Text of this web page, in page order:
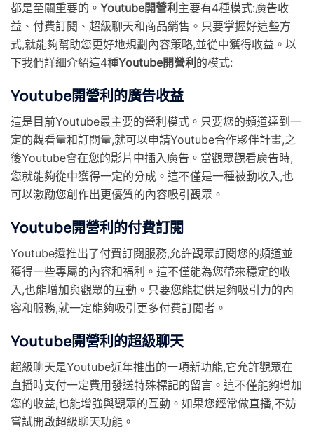
都是至關重要的。 Youtube開營利 主要有4種模式:廣告收
益、付費訂閱、超級聊天和商品銷售。只要掌握好這些方
式,就能夠幫助您更好地規劃內容策略,並從中獲得收益。以
下我們詳細介紹這4種Youtube開營利 的模式:
Youtube開營利的廣告收益
這是目前Youtube最主要的營利模式。只要您的頻道達到一
定的觀看量和訂閱量,就可以申請Youtube合作夥伴計畫,之
後Youtube會在您的影片中插入廣告。當觀眾觀看廣告時,
您就能夠從中獲得一定的分成。這不僅是一種被動收入,也
可以激勵您創作出更優質的內容吸引觀眾。
Youtube開營利的付費訂閱
Youtube還推出了付費訂閱服務,允許觀眾訂閱您的頻道並
獲得一些專屬的內容和福利。這不僅能為您帶來穩定的收
入,也能增加與觀眾的互動。只要您能提供足夠吸引力的內
容和服務,就一定能夠吸引更多付費訂閱者。
Youtube開營利的超級聊天
超級聊天是Youtube近年推出的一項新功能,它允許觀眾在
直播時支付一定費用發送特殊標記的留言。這不僅能夠增加
您的收益,也能增強與觀眾的互動。如果您經常做直播,不妨
嘗試開啟超級聊天功能。